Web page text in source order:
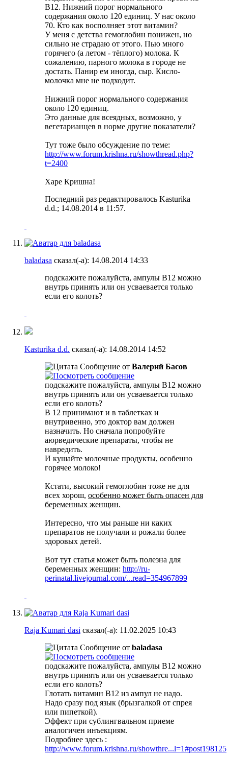
B12. Нижний порог нормального
содержания около 120 единиц. У нас около
70. Кто как восполняет этот витамин?
У меня с детства гемоглобин понижен, но
сильно не страдаю от этого. Пью много
горячего (а летом - тёплого) молока. К
сожалению, парного молока в городе не
достать. Панир ем иногда, сыр. Кисло-
молочка мне не подходит.
Нижний порог нормального содержания
около 120 единиц.
Это данные для всеядных, возможно, у
вегетарианцев в норме другие показатели?
Тут тоже было обсуждение по теме:
http://www.forum.krishna.ru/showthread.php?
t=2400
Харе Кришна!
Последний раз редактировалось Kasturika
d.d.; 14.08.2014 в 11:57.
baladasa сказал(-а): 14.08.2014 14:33
подскажите пожалуйста, ампулы В12 можно
внутрь принять или он усваевается только
если его колоть?
Kasturika d.d. сказал(-а): 14.08.2014 14:52
Сообщение от Валерий Басов
подскажите пожалуйста, ампулы В12 можно
внутрь принять или он усваевается только
если его колоть?
В 12 принимают и в таблетках и
внутривенно, это доктор вам должен
назначить. Но сначала попробуйте
аюрведические препараты, чтобы не
навредить.
И кушайте молочные продукты, особенно
горячее молоко!
Кстати, высокий гемоглобин тоже не для
всех хорош, особенно может быть опасен для
беременных женщин.
Интересно, что мы раньше ни каких
препаратов не получали и рожали более
здоровых детей.
Вот тут статья может быть полезна для
беременных женщин: http://ru-
perinatal.livejournal.com/...read=354967899
Raja Kumari dasi сказал(-а): 11.02.2025 10:43
Сообщение от baladasa
подскажите пожалуйста, ампулы В12 можно
внутрь принять или он усваевается только
если его колоть?
Глотать витамин В12 из ампул не надо.
Надо сразу под язык (брызгалкой от спрея
или пипеткой).
Эффект при сублингвальном приеме
аналогичен инъекциям.
Подробнее здесь :
http://www.forum.krishna.ru/showthre...l=1#post198125